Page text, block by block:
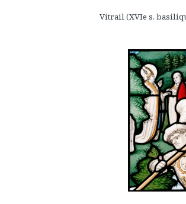
Vitrail (XVIe s.